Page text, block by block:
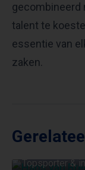
gecombineerd
talent te
essentie van
zaken.
HANS
Topsporter &